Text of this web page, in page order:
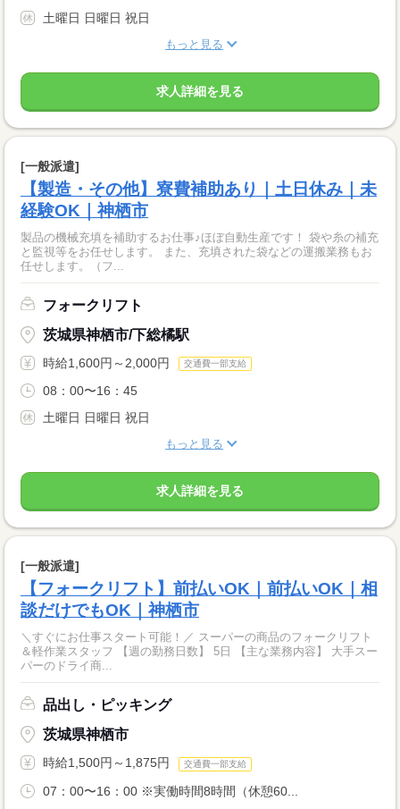
土曜日 日曜日 祝日
もっと見る
求人詳細を見る
[一般派遣]
【製造・その他】寮費補助あり｜土日休み｜未
経験OK｜神栖市
製品の機械充填を補助するお仕事♪ほぼ自動生産です！ 袋や糸の補充
と監視等をお任せします。 また、充填された袋などの運搬業務もお
任せします。（フ...
フォークリフト
茨城県神栖市/下総橘駅
時給1,600円～2,000円 交通費一部支給
08：00〜16：45
土曜日 日曜日 祝日
もっと見る
求人詳細を見る
[一般派遣]
【フォークリフト】前払いOK｜前払いOK｜相
談だけでもOK｜神栖市
＼すぐにお仕事スタート可能！／ スーパーの商品のフォークリフト
＆軽作業スタッフ 【週の勤務日数】 5日 【主な業務内容】 大手スー
パーのドライ商...
品出し・ピッキング
茨城県神栖市
時給1,500円～1,875円 交通費一部支給
07：00〜16：00 ※実働時間8時間（休憩60...